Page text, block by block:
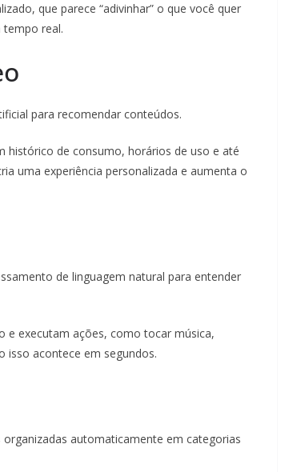
que parece “adivinhar” o que você quer
real.
para recomendar conteúdos.
histórico de consumo, horários de uso e até
uma experiência personalizada e aumenta o
de linguagem natural para entender
e executam ações, como tocar música,
isso acontece em segundos.
automaticamente em categorias